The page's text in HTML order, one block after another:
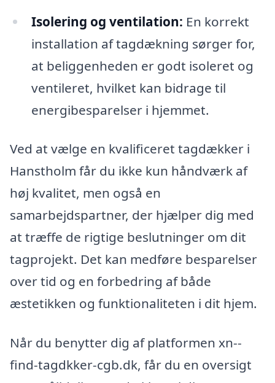
Isolering og ventilation: En korrekt
installation af tagdækning sørger for,
at beliggenheden er godt isoleret og
ventileret, hvilket kan bidrage til
energibesparelser i hjemmet.
Ved at vælge en kvalificeret tagdækker i
Hanstholm får du ikke kun håndværk af
høj kvalitet, men også en
samarbejdspartner, der hjælper dig med
at træffe de rigtige beslutninger om dit
tagprojekt. Det kan medføre besparelser
over tid og en forbedring af både
æstetikken og funktionaliteten i dit hjem.
Når du benytter dig af platformen xn--
find-tagdkker-cgb.dk, får du en oversigt